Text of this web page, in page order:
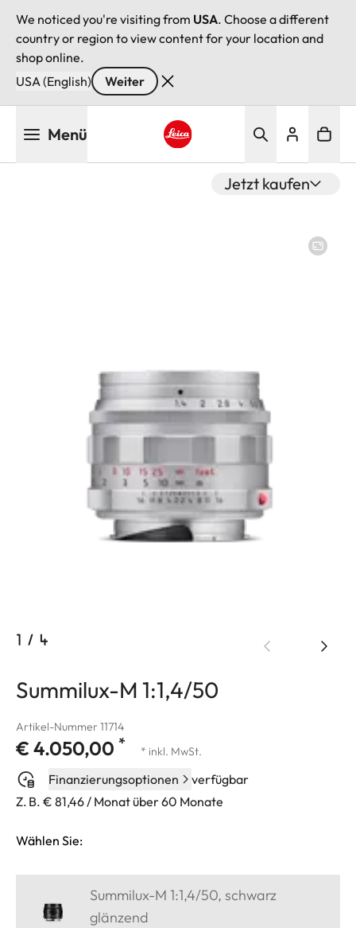
We noticed you're visiting from USA. Choose a different
country or region to view content for your location and
shop online.
USA (English)
Weiter
Menü
Jetzt kaufen
1 / 4
Summilux-M 1:1,4/50
Artikel-Nummer 11714
€ 4.050,00 * * inkl. MwSt.
Finanzierungsoptionen
verfügbar
Z. B. € 81,46 / Monat über 60 Monate
Wählen Sie:
Summilux-M 1:1,4/50, schwarz
glänzend